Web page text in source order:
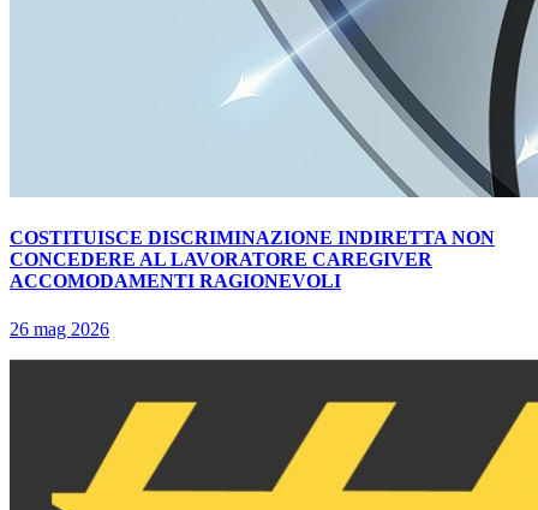
COSTITUISCE DISCRIMINAZIONE INDIRETTA NON
CONCEDERE AL LAVORATORE CAREGIVER
ACCOMODAMENTI RAGIONEVOLI
26 mag 2026